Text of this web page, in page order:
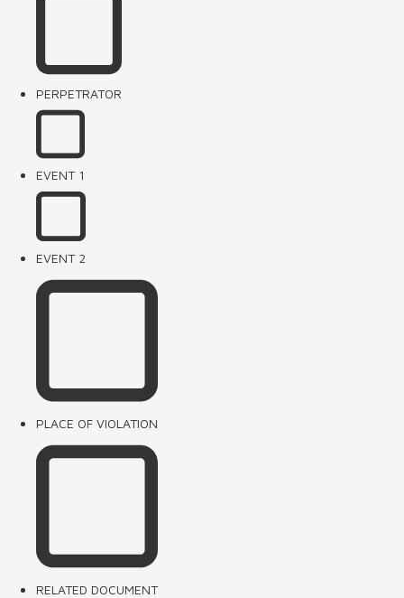
PERPETRATOR
EVENT 1
EVENT 2
PLACE OF VIOLATION
RELATED DOCUMENT